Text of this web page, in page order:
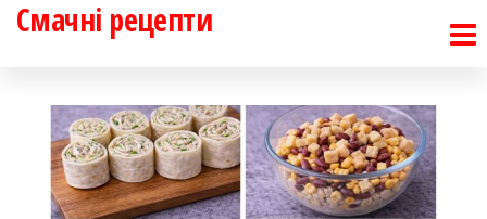
Перейти
Смачні рецепти